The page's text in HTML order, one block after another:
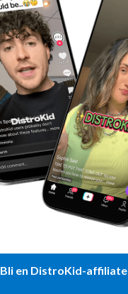
Bli en DistroKid-affiliate